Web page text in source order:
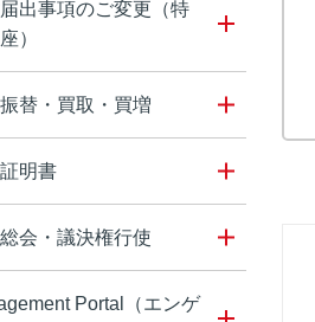
出事項のご変更（特
）
替・買取・買増
明書
会・議決権行使
Portal（エンゲ